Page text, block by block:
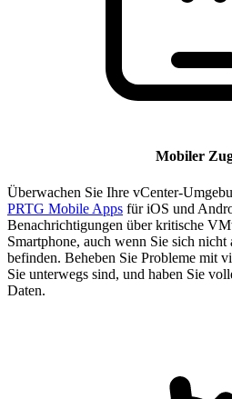
Mobiler
Überwachen Sie Ihre vCenter-
PRTG Mobile Apps für iOS und
Benachrichtigungen über kritische
Smartphone, auch wenn Sie sich
befinden. Beheben Sie Probleme mit
Sie unterwegs sind, und haben Sie
Daten.